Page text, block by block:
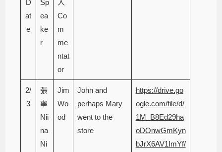
D
at
e
Sp
ea
ke
r
人
Co
m
me
ntat
or
2/
3
張
寧
Nii
na
Ni
Jim
Wo
od
John and
perhaps Mary
went to the
store
https://drive.go
ogle.com/file/d/
1M_B8Ed29ha
oDOnwGmKyn
bJrX6AV1ImYf/